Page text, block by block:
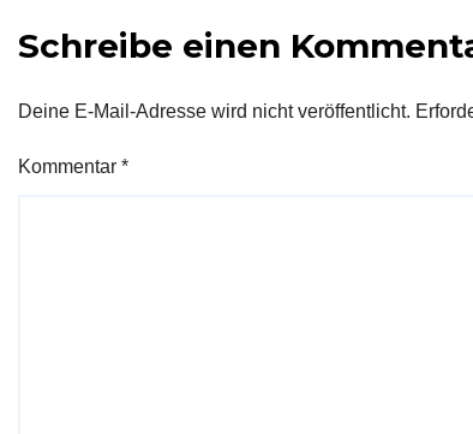
Schreibe einen
Deine E-Mail-Adresse wird nicht veröffentlicht.
Kommentar *